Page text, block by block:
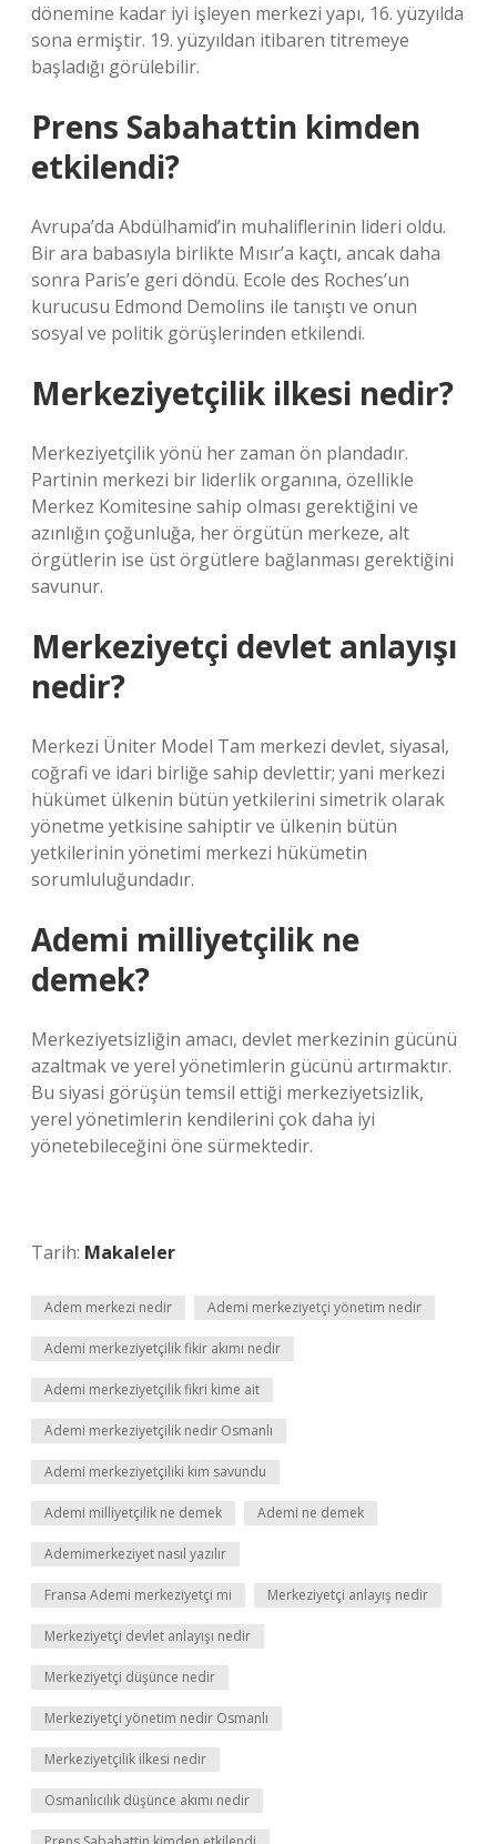
dönemine kadar iyi işleyen merkezi yapı, 16. yüzyılda
sona ermiştir. 19. yüzyıldan itibaren titremeye
başladığı görülebilir.
Prens Sabahattin kimden
etkilendi?
Avrupa’da Abdülhamid’in muhaliflerinin lideri oldu.
Bir ara babasıyla birlikte Mısır’a kaçtı, ancak daha
sonra Paris’e geri döndü. Ecole des Roches’un
kurucusu Edmond Demolins ile tanıştı ve onun
sosyal ve politik görüşlerinden etkilendi.
Merkeziyetçilik ilkesi nedir?
Merkeziyetçilik yönü her zaman ön plandadır.
Partinin merkezi bir liderlik organına, özellikle
Merkez Komitesine sahip olması gerektiğini ve
azınlığın çoğunluğa, her örgütün merkeze, alt
örgütlerin ise üst örgütlere bağlanması gerektiğini
savunur.
Merkeziyetçi devlet anlayışı
nedir?
Merkezi Üniter Model Tam merkezi devlet, siyasal,
coğrafi ve idari birliğe sahip devlettir; yani merkezi
hükümet ülkenin bütün yetkilerini simetrik olarak
yönetme yetkisine sahiptir ve ülkenin bütün
yetkilerinin yönetimi merkezi hükümetin
sorumluluğundadır.
Ademi milliyetçilik ne
demek?
Merkeziyetsizliğin amacı, devlet merkezinin gücünü
azaltmak ve yerel yönetimlerin gücünü artırmaktır.
Bu siyasi görüşün temsil ettiği merkeziyetsizlik,
yerel yönetimlerin kendilerini çok daha iyi
yönetebileceğini öne sürmektedir.
Tarih: Makaleler
Adem merkezi nedir Ademi merkeziyetçi yönetim nedir
Ademi merkeziyetçilik fikir akımı nedir
Ademi merkeziyetçilik fikri kime ait
Ademi merkeziyetçilik nedir Osmanlı
Ademi merkeziyetçiliki kim savundu
Ademi milliyetçilik ne demek Ademi ne demek
Ademimerkeziyet nasıl yazılır
Fransa Ademi merkeziyetçi mi Merkeziyetçi anlayış nedir
Merkeziyetçi devlet anlayışı nedir
Merkeziyetçi düşünce nedir
Merkeziyetçi yönetim nedir Osmanlı
Merkeziyetçilik ilkesi nedir
Osmanlıcılık düşünce akımı nedir